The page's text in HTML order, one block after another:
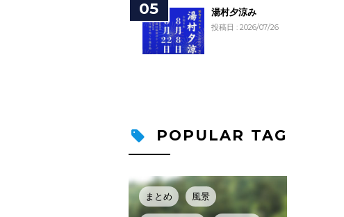
湯村夕涼み
投稿日 : 2026/07/26
POPULAR TAG
まとめ 風景